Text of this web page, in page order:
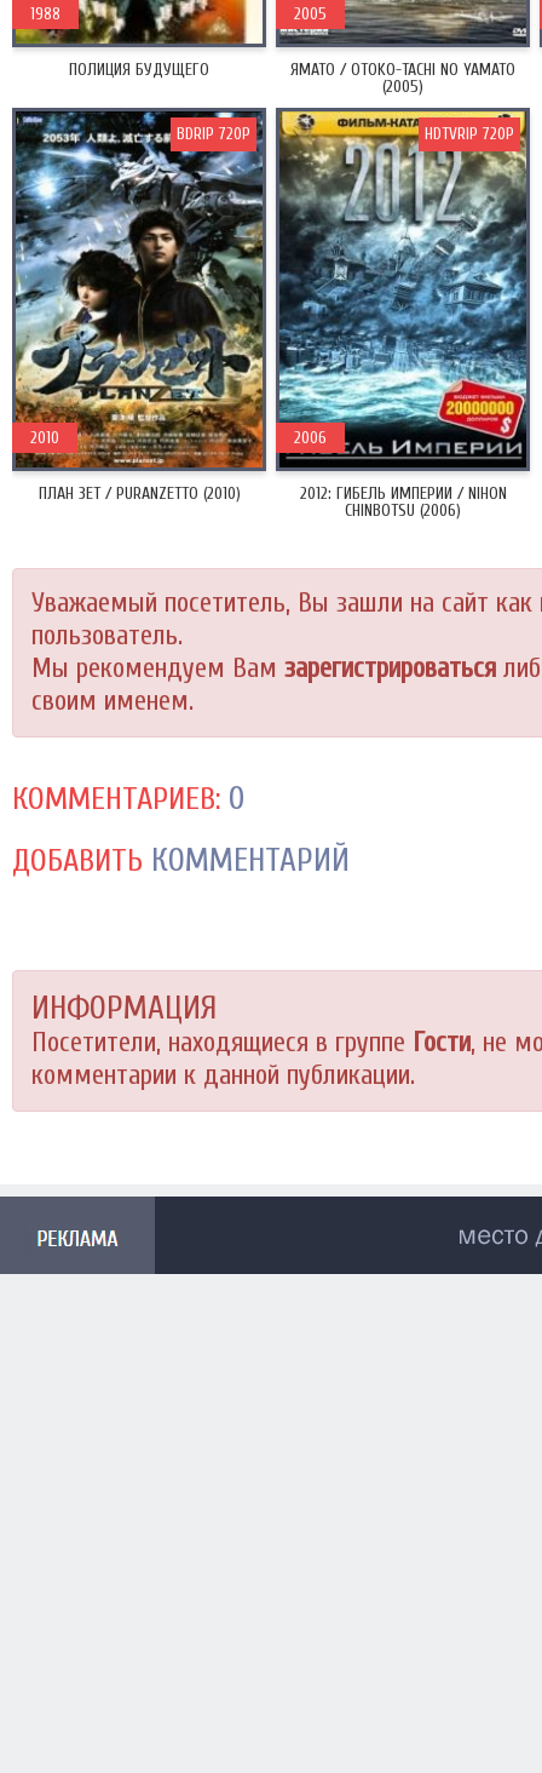
ПОЛИЦИЯ БУДУЩЕГО
1988
ЯМАТО / OTOKO-TACHI NO YAMATO
(2005)
2005
ПЛАН ЗЕТ / PURANZETTO (2010)
2010
BDRIP 720P
2012: ГИБЕЛЬ ИМПЕРИИ / NIHON
CHINBOTSU (2006)
2006
HDTVRIP 720P
Уважаемый посетитель, Вы зашли на сайт как
пользователь.
Мы рекомендуем Вам зарегистрироваться
своим именем.
КОММЕНТАРИЕВ: 0
ДОБАВИТЬ КОММЕНТАРИЙ
ИНФОРМАЦИЯ
Посетители, находящиеся в группе Гости, не
комментарии к данной публикации.